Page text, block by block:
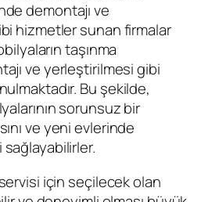
demontajı ve
hizmetler sunan firmalar
taşınma
ve yerleştirilmesi gibi
Bu şekilde,
sorunsuz bir
ve yeni evlerinde
için seçilecek olan